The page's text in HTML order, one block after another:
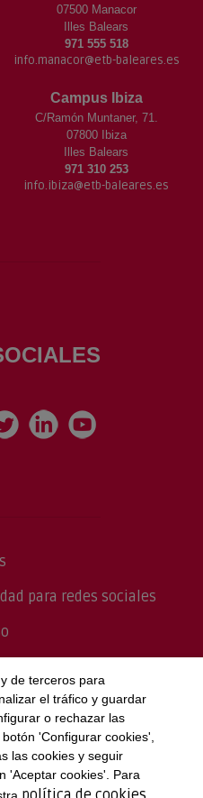
07500 Manacor
Illes Balears
971 555 518
info.manacor@etb-baleares.es
Campus Ibiza
C/Ramón Muntaner, 71.
07800 Ibiza
Illes Balears
971 310 253
info.ibiza@etb-baleares.es
para redes sociales
de terceros para
el tráfico y guardar
o rechazar las
'Configurar cookies',
las cookies y seguir
'Aceptar cookies'. Para